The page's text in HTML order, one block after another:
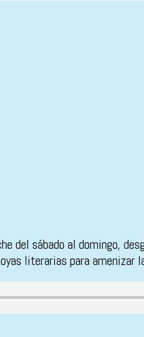
del sábado al domingo,
literarias para amenizar